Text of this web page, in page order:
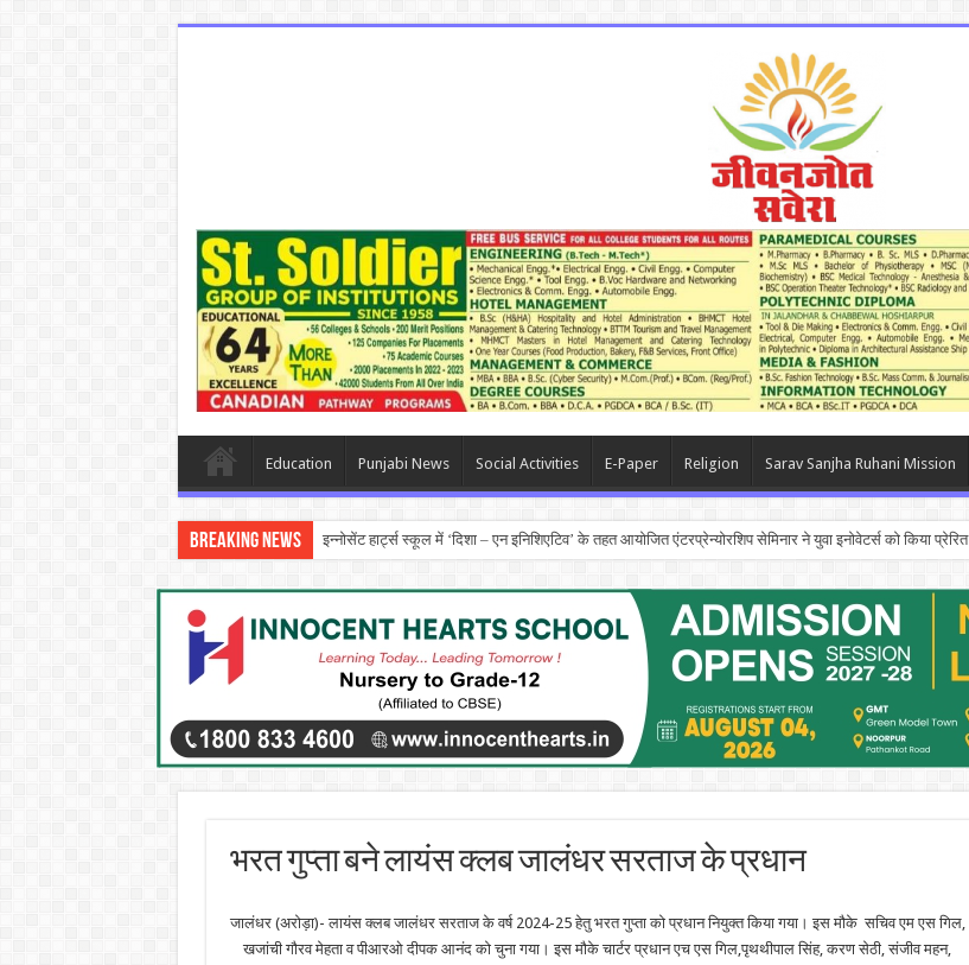
Education Punjabi News Social Activities E-Paper Religion Sarav Sanjha Ruhani Mission
Breaking News इन्नोसेंट हार्ट्स स्कूल में ‘दिशा – एन इनिशिएटिव’ के तहत आयोजित एंटरप्रेन्योरशिप सेमिनार ने युवा इनोवेटर्स को किया प्रेरित
भरत गुप्ता बने लायंस क्लब जालंधर सरताज के प्रधान
जालंधर (अरोड़ा)- ‌लायंस क्लब जालंधर सरताज के वर्ष 2024-25 हेतु भरत गुप्ता को प्रधान नियुक्त किया गया।‌ इस मौके ‌ सचिव एम एस गिल,
खजांची गौरव मेहता व पीआरओ दीपक आनंद को चुना गया। इस मौके चार्टर प्रधान एच एस गिल,पृथथीपाल सिंह, करण सेठी, संजीव महन,